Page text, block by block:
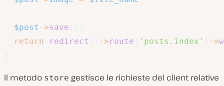
$post ->save
return
redirect -> route 'posts.index' ->
Il metodo store gestisce le richieste del client relative